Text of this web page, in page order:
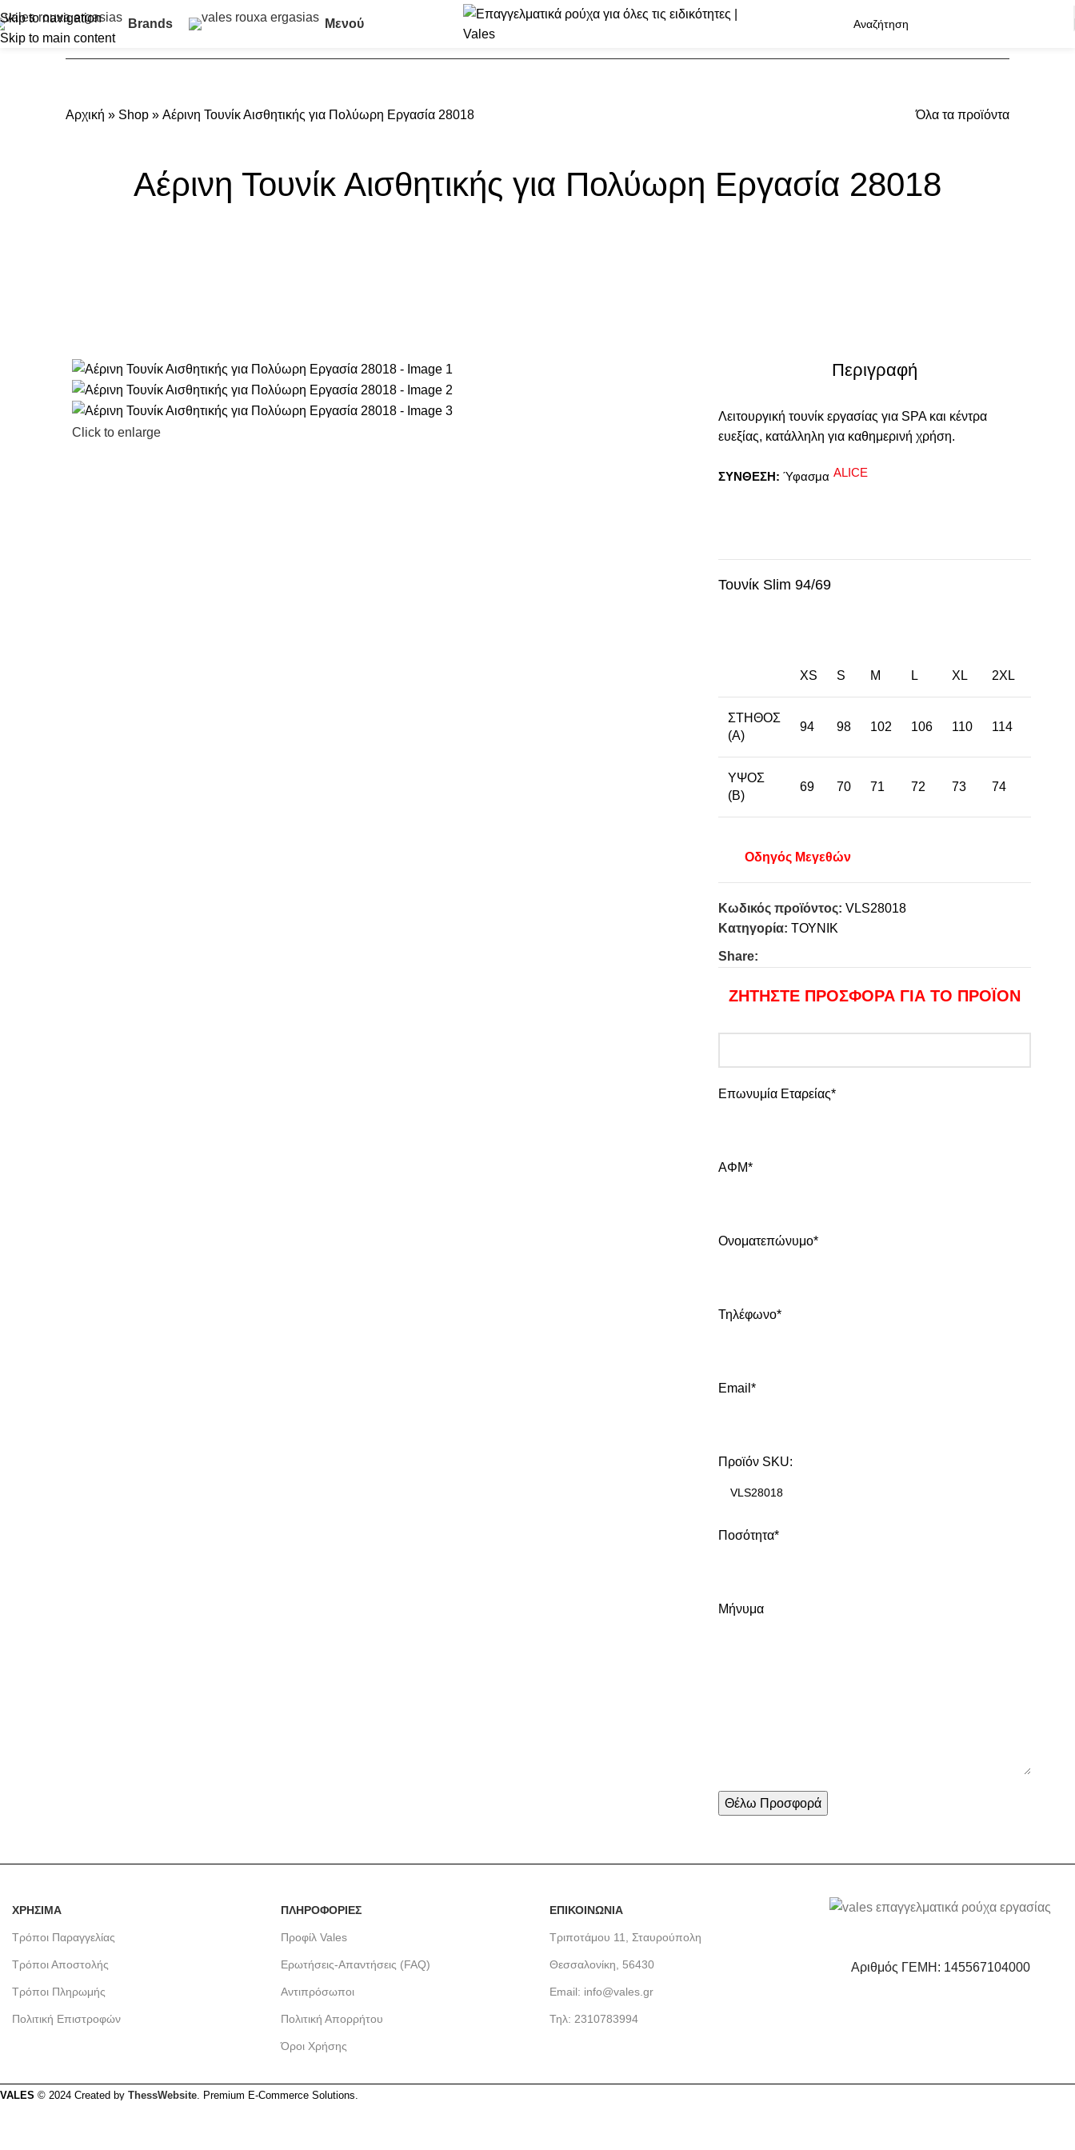
Skip to navigation
Skip to main content
Brands Μενού
Αρχική » Shop »Αέρινη Τουνίκ Αισθητικής για Πολύωρη Εργασία 28018 Όλα τα προϊόντα
Αέρινη Τουνίκ Αισθητικής για Πολύωρη Εργασία 28018
Click to enlarge
Περιγραφή
Λειτουργική τουνίκ εργασίας για SPA και κέντρα
ευεξίας, κατάλληλη για καθημερινή χρήση.
ΣΥΝΘΕΣΗ: Ύφασμα ALICE
Τουνίκ Slim 94/69
XS S M L XL 2XL
ΣΤΗΘΟΣ
(Α)
94 98 102 106 110 114
ΥΨΟΣ
(Β)
69 70 71 72 73 74
Οδηγός Μεγεθών
Κωδικός προϊόντος: VLS28018
Κατηγορία: ΤΟΥΝΙΚ
Share:
ΖΗΤΗΣΤΕ ΠΡΟΣΦΟΡΑ ΓΙΑ ΤΟ ΠΡΟΪΟΝ
Επωνυμία Εταρείας*
ΑΦΜ*
Ονοματεπώνυμο*
Τηλέφωνο*
Email*
Προϊόν SKU:
Ποσότητα*
Μήνυμα
ΧΡΗΣΙΜΑ
Τρόποι Παραγγελίας
Τρόποι Αποστολής
Τρόποι Πληρωμής
Πολιτική Επιστροφών
ΠΛΗΡΟΦΟΡΙΕΣ
Προφίλ Vales
Ερωτήσεις-Απαντήσεις (FAQ)
Αντιπρόσωποι
Πολιτική Απορρήτου
Όροι Χρήσης
ΕΠΙΚΟΙΝΩΝΙΑ
Τριποτάμου 11, Σταυρούπολη
Θεσσαλονίκη, 56430
Email: info@vales.gr
Τηλ: 2310783994
Αριθμός ΓΕΜΗ: 145567104000
VALES © 2024 Created by ThessWebsite . Premium E-Commerce Solutions.